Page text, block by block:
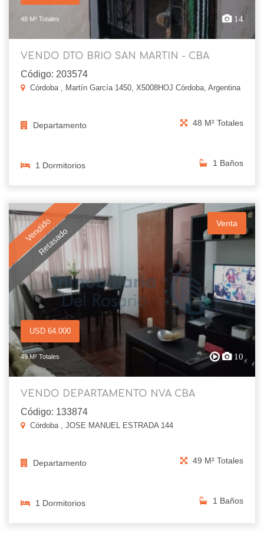
48 M² Totales 14
VENDO DTO BRIO SAN MARTIN - CBA
Código: 203574
Córdoba , Martín García 1450, X5008HOJ Córdoba, Argentina
Departamento 48 M² Totales
1 Dormitorios 1 Baños
Vendido
Retasado
Venta
USD 64.000
49 M² Totales 10
VENDO DEPARTAMENTO NVA CBA
Código: 133874
Córdoba , JOSE MANUEL ESTRADA 144
Departamento 49 M² Totales
1 Dormitorios 1 Baños